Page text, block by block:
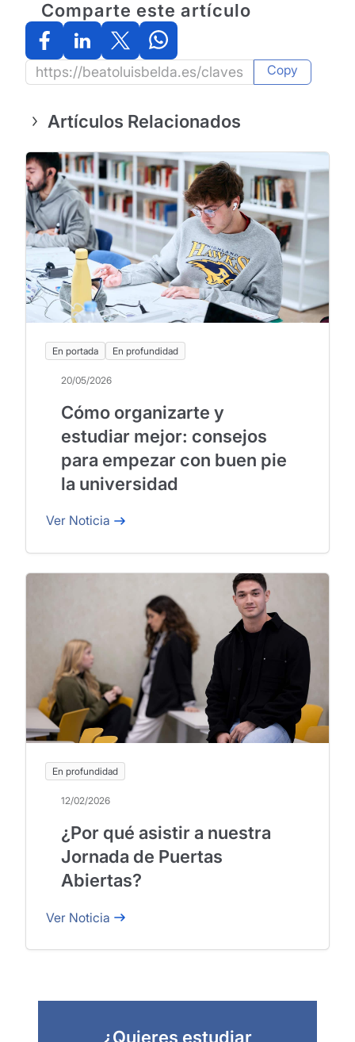
Comparte este artículo
Copy
Artículos Relacionados
En portada En profundidad
20/05/2026
Cómo organizarte y
estudiar mejor: consejos
para empezar con buen pie
la universidad
Ver Noticia
En profundidad
12/02/2026
¿Por qué asistir a nuestra
Jornada de Puertas
Abiertas?
Ver Noticia
¿Quieres estudiar